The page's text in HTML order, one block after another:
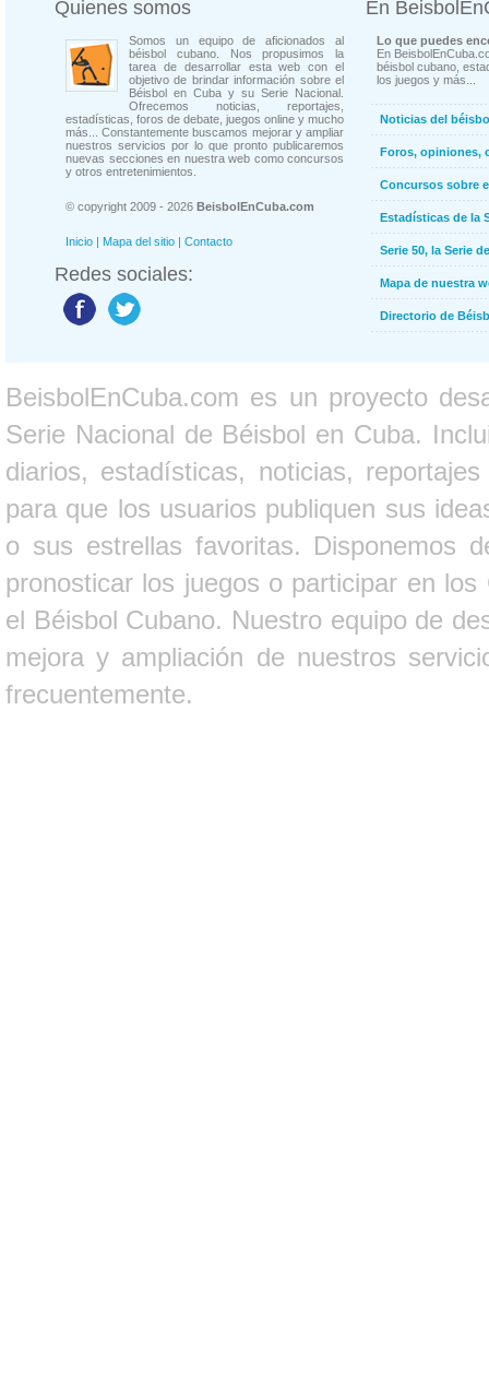
Quienes somos
Somos un equipo de aficionados al
béisbol cubano. Nos propusimos la
tarea de desarrollar esta web con el
objetivo de brindar información sobre el
Béisbol en Cuba y su Serie Nacional.
Ofrecemos noticias, reportajes,
estadísticas, foros de debate, juegos online y mucho
más... Constantemente buscamos mejorar y ampliar
nuestros servicios por lo que pronto publicaremos
nuevas secciones en nuestra web como concursos
y otros entretenimientos.
© copyright 2009 - 2026 BeisbolEnCuba.com
Inicio | Mapa del sitio | Contacto
Redes sociales:
En
Lo que puedes
En
béisbol cubano,
los juegos y más...
Noticias del
Foros, opiniones,
Concursos sobre
Estadísticas de la
Serie 50, la Serie
Mapa de nuestra
Directorio de
BeisbolEnCuba.com es un proyecto
Serie Nacional de Béisbol en Cuba.
diarios, estadísticas, noticias,
para que los usuarios publiquen sus
o sus estrellas favoritas. Disponemos
pronosticar los juegos o participar en
el Béisbol Cubano. Nuestro equipo de
mejora y ampliación de nuestros
frecuentemente.